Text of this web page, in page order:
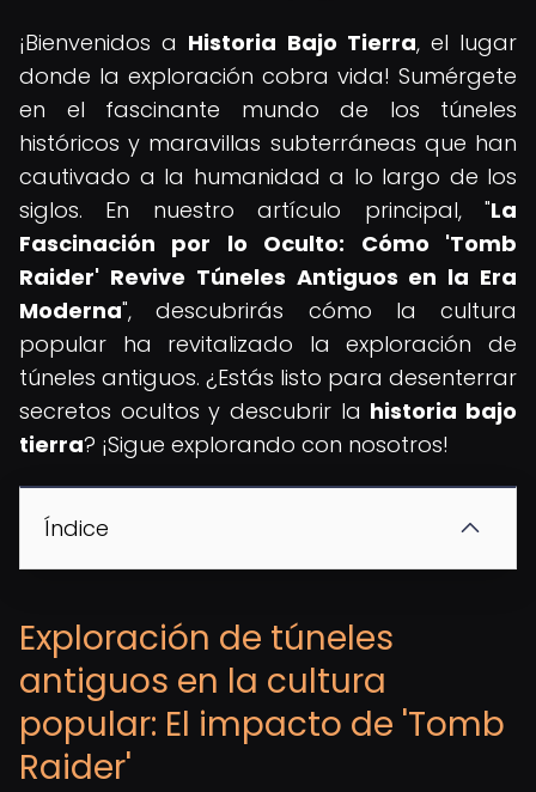
¡Bienvenidos a Historia Bajo Tierra, el lugar
donde la exploración cobra vida! Sumérgete
en el fascinante mundo de los túneles
históricos y maravillas subterráneas que han
cautivado a la humanidad a lo largo de los
siglos. En nuestro artículo principal, "La
Fascinación por lo Oculto: Cómo 'Tomb
Raider' Revive Túneles Antiguos en la Era
Moderna", descubrirás cómo la cultura
popular ha revitalizado la exploración de
túneles antiguos. ¿Estás listo para desenterrar
secretos ocultos y descubrir la historia bajo
tierra? ¡Sigue explorando con nosotros!
Índice
Exploración de túneles
antiguos en la cultura
popular: El impacto de 'Tomb
Raider'